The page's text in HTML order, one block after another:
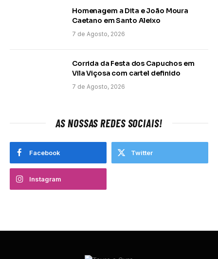
Homenagem a Dita e João Moura
Caetano em Santo Aleixo
7 de Agosto, 2026
Corrida da Festa dos Capuchos em
Vila Viçosa com cartel definido
7 de Agosto, 2026
AS NOSSAS REDES SOCIAIS!
Facebook Twitter
Instagram